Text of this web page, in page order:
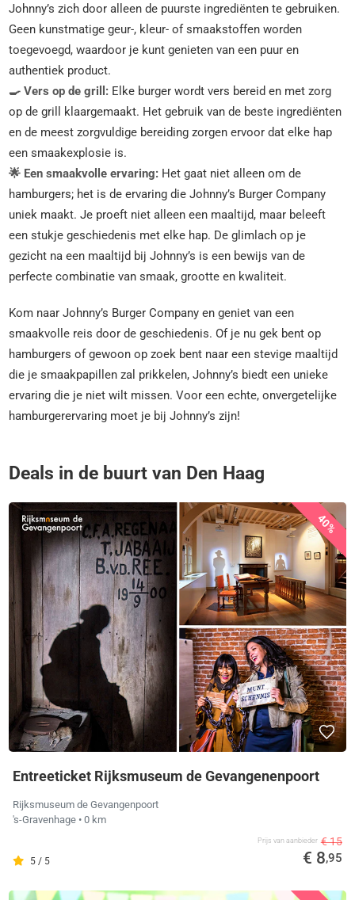
Johnny’s zich door alleen de puurste ingrediënten te gebruiken.
Geen kunstmatige geur-, kleur- of smaakstoffen worden
toegevoegd, waardoor je kunt genieten van een puur en
authentiek product.
🍳 Vers op de grill: Elke burger wordt vers bereid en met zorg
op de grill klaargemaakt. Het gebruik van de beste ingrediënten
en de meest zorgvuldige bereiding zorgen ervoor dat elke hap
een smaakexplosie is.
🌟 Een smaakvolle ervaring: Het gaat niet alleen om de
hamburgers; het is de ervaring die Johnny’s Burger Company
uniek maakt. Je proeft niet alleen een maaltijd, maar beleeft
een stukje geschiedenis met elke hap. De glimlach op je
gezicht na een maaltijd bij Johnny’s is een bewijs van de
perfecte combinatie van smaak, grootte en kwaliteit.
Kom naar Johnny’s Burger Company en geniet van een
smaakvolle reis door de geschiedenis. Of je nu gek bent op
hamburgers of gewoon op zoek bent naar een stevige maaltijd
die je smaakpapillen zal prikkelen, Johnny’s biedt een unieke
ervaring die je niet wilt missen. Voor een echte, onvergetelijke
hamburgerervaring moet je bij Johnny’s zijn!
Deals in de buurt van Den Haag
40%
Entreeticket Rijksmuseum de Gevangenenpoort
Rijksmuseum de Gevangenpoort
's-Gravenhage • 0 km
5 / 5
Prijs van aanbieder € 15
€ 8,95